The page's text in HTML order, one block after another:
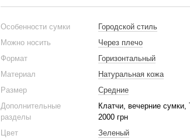
Особенности сумки
Городской стиль
Можно носить
Через плечо
Формат
Горизонтальный
Материал
Натуральная кожа
Размер
Средние
Дополнительные
разделы
Клатчи, вечерние
2000 грн
Цвет
Зеленый